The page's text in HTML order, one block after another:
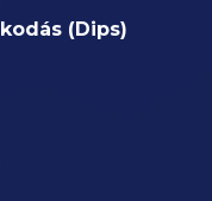
(Dips)